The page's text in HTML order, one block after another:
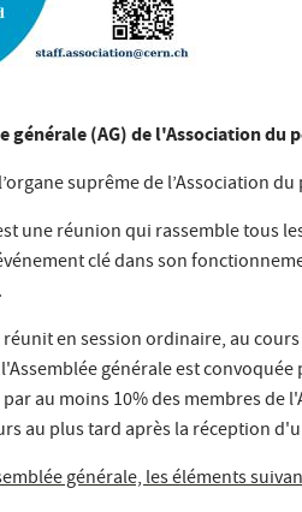
générale (AG) de l'Association du
suprême de l’Association
une réunion qui rassemble tous
clé dans son
réunit en session ordinaire, au
générale est
au moins 10% des membres de
au plus tard après la réception
générale, les éléments